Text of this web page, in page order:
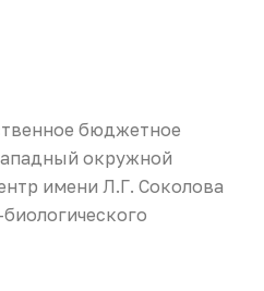
бюджетное
окружной
имени Л.Г. Соколова